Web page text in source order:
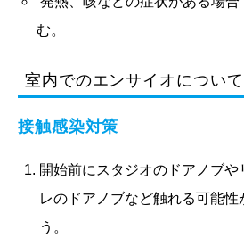
む。
室内でのエンサイオについて
接触感染対策
開始前にスタジオのドアノブや
レのドアノブなど触れる可能
う。